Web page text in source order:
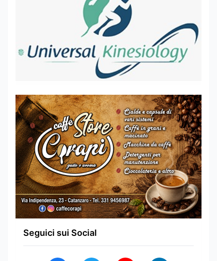
Seguici sui Social